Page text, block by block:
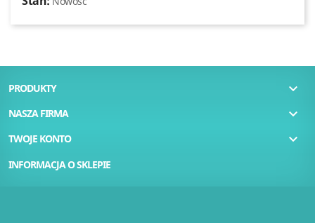
PRODUKTY 
NASZA FIRMA 
TWOJE KONTO 
INFORMACJA O SKLEPIE